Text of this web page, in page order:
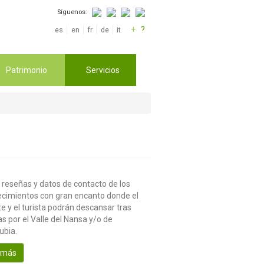
Síguenos:
es en fr de it + ?
Patrimonio Servicios
reseñas y datos de contacto de los
con gran encanto donde el
y el turista podrán descansar tras
por el Valle del Nansa y/o de